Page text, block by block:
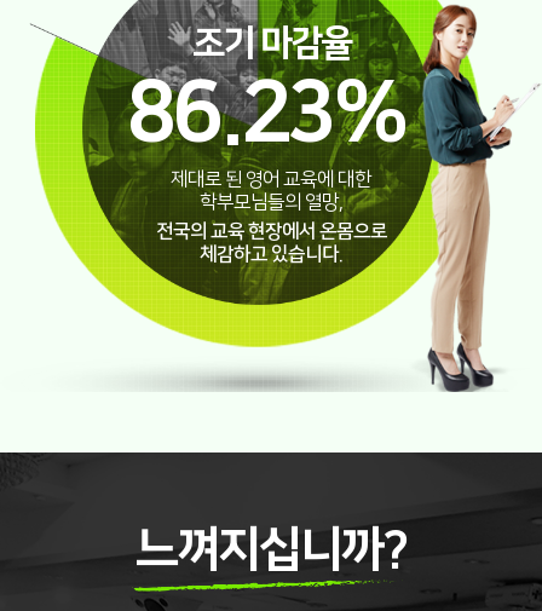
조기 마감율
86.23%
제대로 된 영어 교육에 대한
학부모님들의 열망,
전국의 교육 현장에서 온몸으로
체감하고 있습니다.
느껴지십니까?